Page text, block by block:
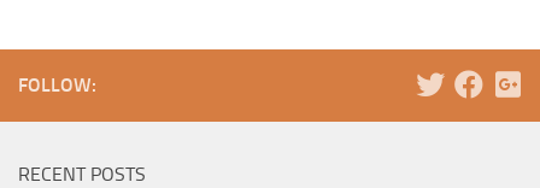
FOLLOW:
RECENT POSTS